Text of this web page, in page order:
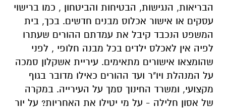
הבריאות, הנגישות, הבטיחות והביטחון , כמו ברישוי
עסקים או אישור אכלוס מבנים חדשים. בכך, בית
המשפט הנכבד קיבל את עמדתם ההורים שעתרו
לפיה אין לאכלס ילדים בכל מבנה חלופי , לפני
שהומצאו אישורים מתאימים. עיריית אשקלון סמכה
על המנהלת ויו"ר ועד ההורים כאילו מדובר בגוף
מקצועי, ומשרד החינוך סמך על העירייה. במקרה
של אסון חלילה - על מי יטילו את האחריות? על יור